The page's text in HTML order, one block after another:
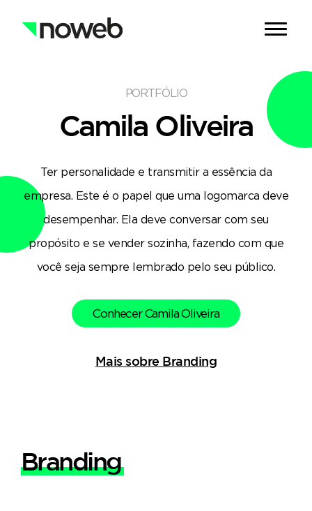
PORTFÓLIO
Camila Oliveira
Ter personalidade e transmitir a essência da
empresa. Este é o papel que uma logomarca deve
desempenhar. Ela deve conversar com seu
propósito e se vender sozinha, fazendo com que
você seja sempre lembrado pelo seu público.
Conhecer Camila Oliveira
Mais sobre Branding
Branding